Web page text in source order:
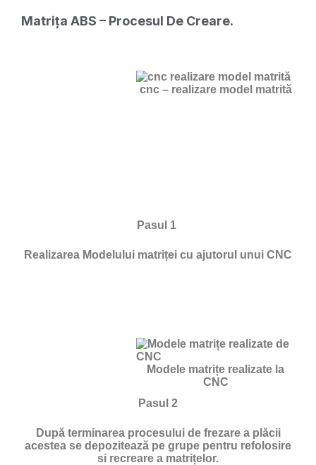
Matrița ABS – Procesul De Creare.
cnc – realizare model matrită
Pasul 1
Realizarea Modelului matriței cu ajutorul unui CNC
Modele matrițe realizate la
CNC
Pasul 2
După terminarea procesului de frezare a plăcii
acestea se depozitează pe grupe pentru refolosire
si recreare a matrițelor.